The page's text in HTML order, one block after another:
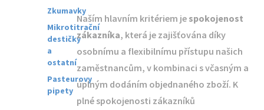
Zkumavky
Mikrotitrační
destičky
a
ostatní
Pasteurovy
pipety
Naším hlavním kritériem je spokojenost
zákazníka, která je zajišťována díky
osobnímu a flexibilnímu přístupu našich
zaměstnancům, v kombinaci s včasným a
úplným dodáním objednaného zboží. K
plné spokojenosti zákazníků